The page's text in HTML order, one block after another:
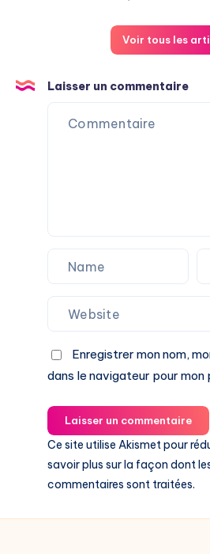
Voir tous les
Laisser un commentaire
Enregistrer mon nom,
dans le navigateur pour mon
Laisser un commentaire
Ce site utilise Akismet pour
savoir plus sur la façon dont
commentaires sont traitées.